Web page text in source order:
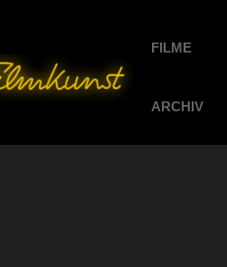
FILME
ARCHIV